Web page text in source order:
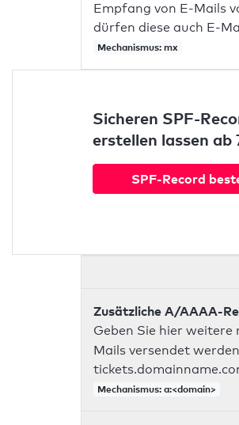
Empfang von E-Mails
dürfen diese auch E-
Mechanismus: mx
Sicheren SPF-
erstellen lassen ab
SPF-Record
Zusätzliche A/AAAA-
Geben Sie hier weitere
Mails versendet
Mechanismus: a:<domain>